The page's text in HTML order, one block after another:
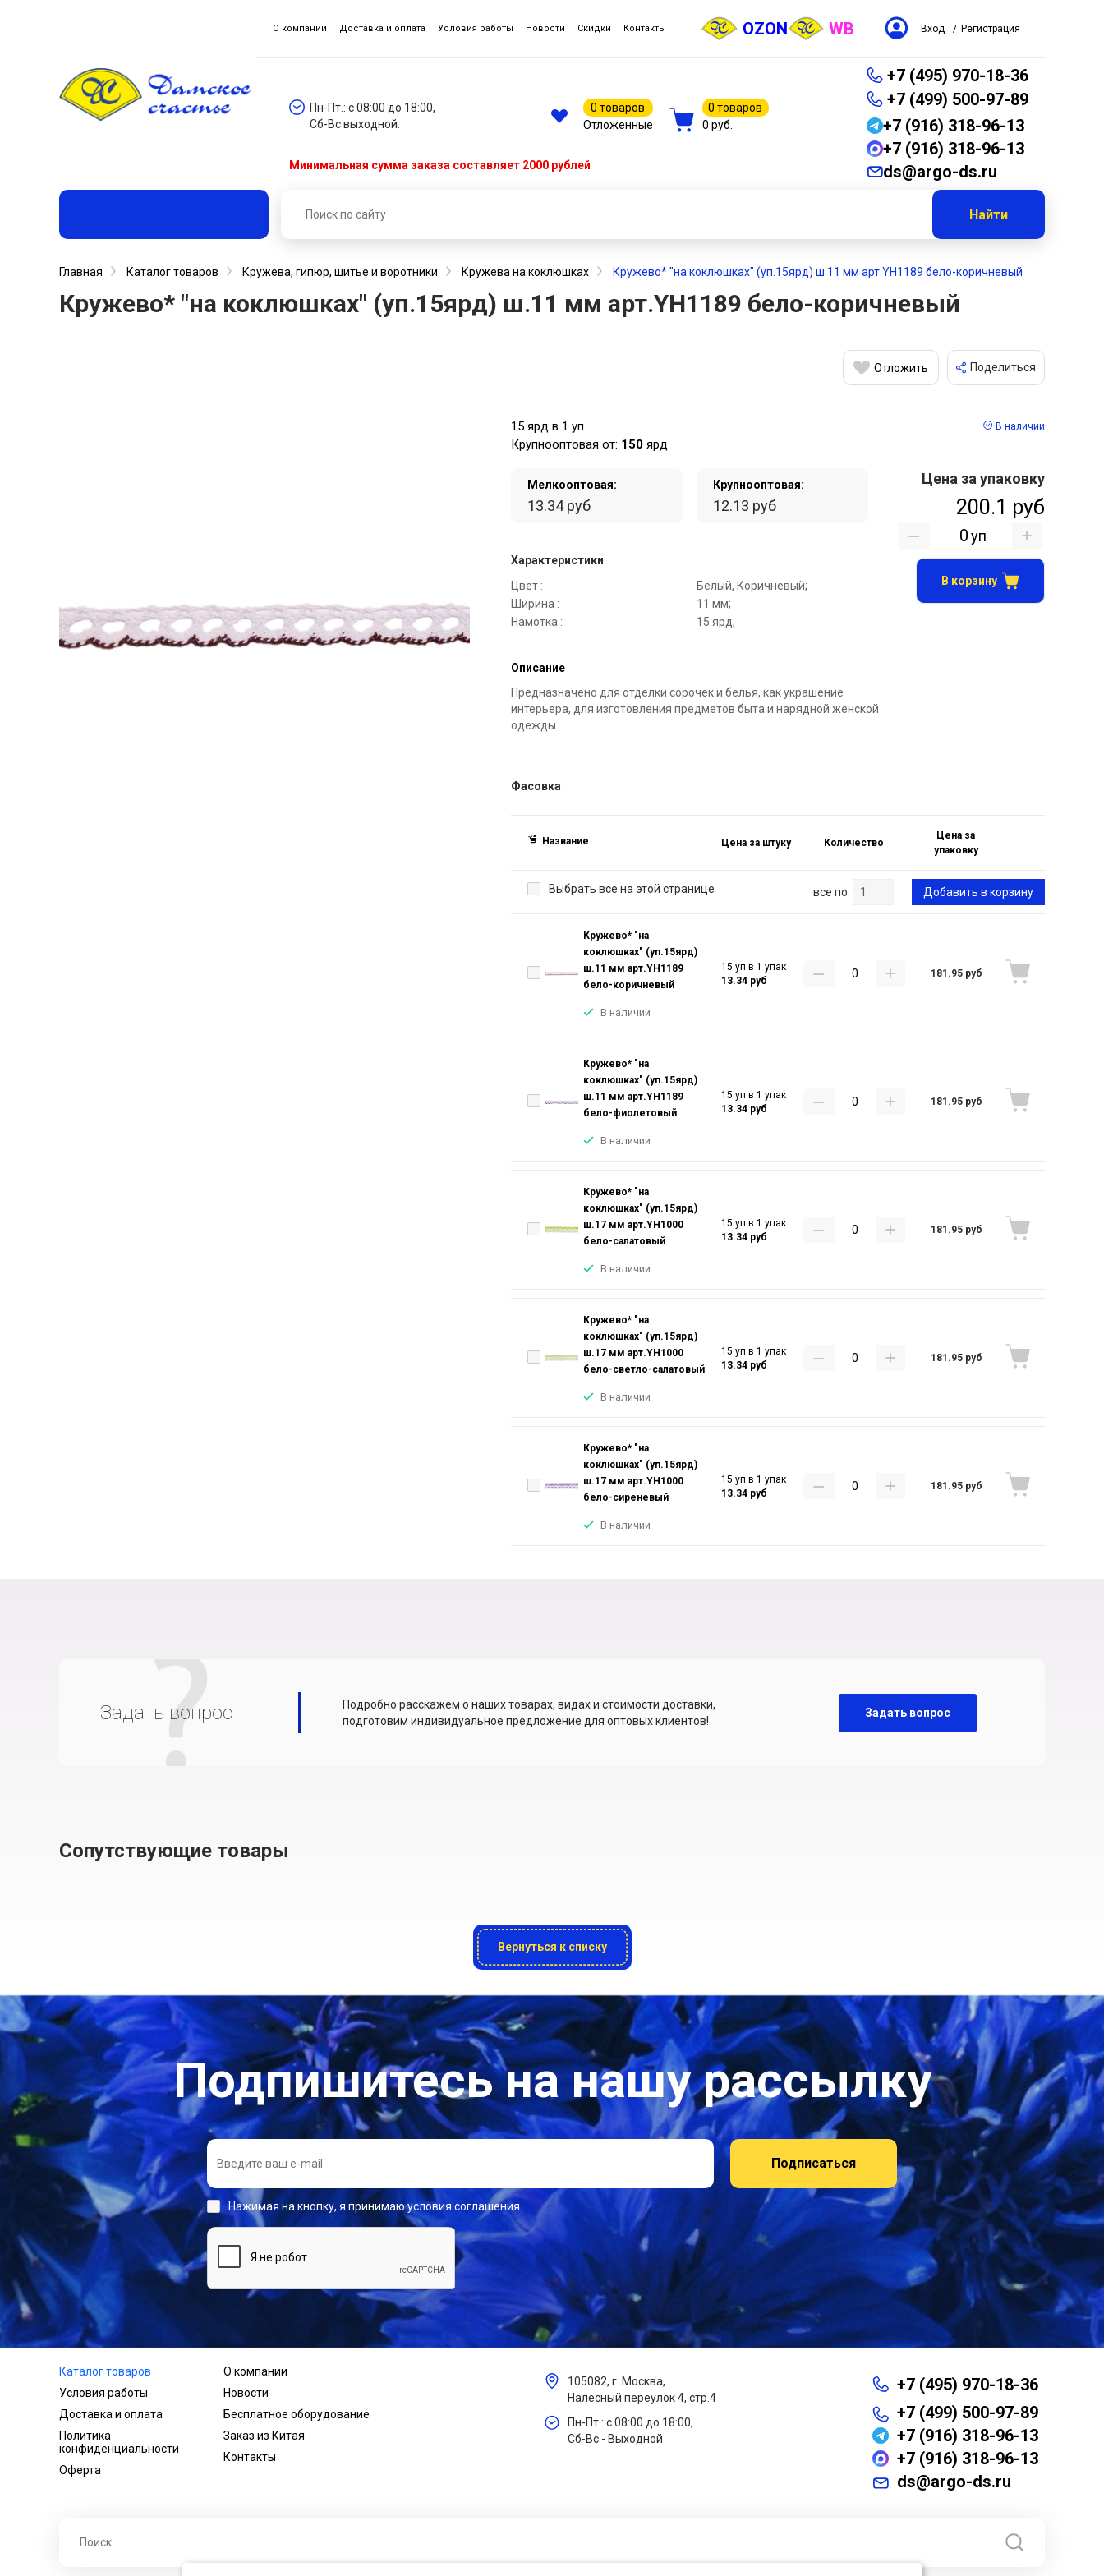
О компании Доставка и оплата Условия работы Новости Скидки Контакты OZON WB Вход / Регистрация
Пн-Пт.: с 08:00 до 18:00,
Сб-Вс выходной.
0 товаров
Отложенные
0 товаров
0 руб.
+7 (495) 970-18-36
+7 (499) 500-97-89
+7 (916) 318-96-13
+7 (916) 318-96-13
ds@argo-ds.ru
Минимальная сумма заказа составляет 2000 рублей
Найти
Главная Каталог товаров Кружева, гипюр, шитье и воротники Кружева на коклюшках Кружево* "на коклюшках" (уп.15ярд) ш.11 мм арт.YH1189 бело-коричневый
Кружево* "на коклюшках" (уп.15ярд) ш.11 мм арт.YH1189 бело-коричневый
Отложить Поделиться
15 ярд в 1 уп
Крупнооптовая от: 150 ярд
В наличии
Мелкооптовая:
13.34 руб
Крупнооптовая:
12.13 руб
Характеристики
Цвет :
Белый, Коричневый;
Ширина :
11 мм;
Намотка :
15 ярд;
Описание
Предназначено для отделки сорочек и белья, как украшение
интерьера, для изготовления предметов быта и нарядной женской
одежды.
Цена за упаковку
200.1 руб
уп
В корзину
Фасовка
Название Цена за штуку Количество
Цена за
упаковку
Выбрать все на этой странице все по: Добавить в корзину
Кружево* "на
коклюшках" (уп.15ярд)
ш.11 мм арт.YH1189
бело-коричневый
В наличии
15 уп в 1 упак
13.34 руб
181.95 руб
Кружево* "на
коклюшках" (уп.15ярд)
ш.11 мм арт.YH1189
бело-фиолетовый
В наличии
15 уп в 1 упак
13.34 руб
181.95 руб
Кружево* "на
коклюшках" (уп.15ярд)
ш.17 мм арт.YH1000
бело-салатовый
В наличии
15 уп в 1 упак
13.34 руб
181.95 руб
Кружево* "на
коклюшках" (уп.15ярд)
ш.17 мм арт.YH1000
бело-светло-салатовый
В наличии
15 уп в 1 упак
13.34 руб
181.95 руб
Кружево* "на
коклюшках" (уп.15ярд)
ш.17 мм арт.YH1000
бело-сиреневый
В наличии
15 уп в 1 упак
13.34 руб
181.95 руб
Задать вопрос
Подробно расскажем о наших товарах, видах и стоимости доставки,
подготовим индивидуальное предложение для оптовых клиентов!
Задать вопрос
Сопутствующие товары
Вернуться к списку
Подпишитесь на нашу рассылку
Подписаться
Нажимая на кнопку, я принимаю условия соглашения.
Каталог товаров
Условия работы
Доставка и оплата
Политика
конфиденциальности
Оферта
О компании
Новости
Бесплатное оборудование
Заказ из Китая
Контакты
105082, г. Москва,
Налесный переулок 4, стр.4
Пн-Пт.: с 08:00 до 18:00,
Сб-Вс - Выходной
+7 (495) 970-18-36
+7 (499) 500-97-89
+7 (916) 318-96-13
+7 (916) 318-96-13
ds@argo-ds.ru